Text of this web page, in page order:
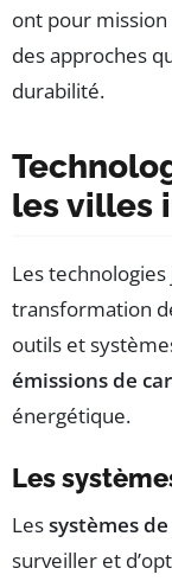
ont pour
des approches
durabilité.
les villes
Les
transformation
outils et
émissions de
énergétique.
Les
Lessystèmes
surveiller et